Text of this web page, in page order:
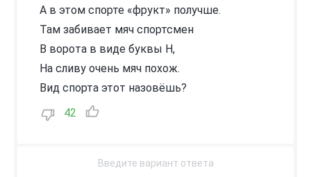
А в этом спорте «фрукт» получше.
Там забивает мяч спортсмен
В ворота в виде буквы Н,
На сливу очень мяч похож.
Вид спорта этот назовёшь?
42